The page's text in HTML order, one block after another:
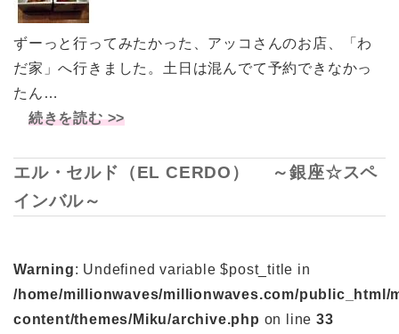
ずーっと行ってみたかった、アッコさんのお店、「わ
だ家」へ行きました。土日は混んでて予約できなかっ
たん…
続きを読む >>
エル・セルド（EL CERDO） ～銀座☆スペ
インバル～
Warning: Undefined variable $post_title in
/home/millionwaves/millionwaves.com/public_html/
content/themes/Miku/archive.php on line33